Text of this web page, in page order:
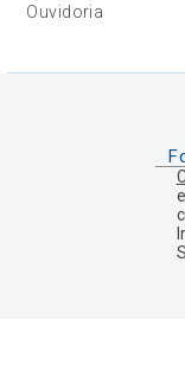
Ouvidoria